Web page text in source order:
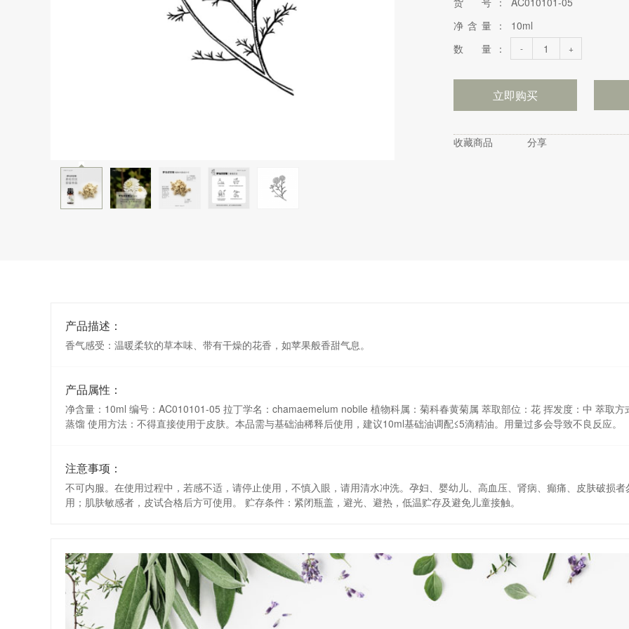
净含量：
10ml
数 量：
- +
立即购买
收藏商品 分享
产品描述：
香气感受：温暖柔软的草本味、带有干燥的花香，如苹果般香甜气息。
产品属性：
净含量：10ml 编号：AC010101-05 拉丁学名：chamaemelum nobile 植物科属：菊科春黄菊属 萃取部位：花 挥发度：中 萃取方
蒸馏 使用方法：不得直接使用于皮肤。本品需与基础油稀释后使用，建议10ml基础油调配≤5滴精油。用量过多会导致不良反应。
注意事项：
不可内服。在使用过程中，若感不适，请停止使用，不慎入眼，请用清水冲洗。孕妇、婴幼儿、高血压、肾病、癲痛、皮肤破损者
用；肌肤敏感者，皮试合格后方可使用。 贮存条件：紧闭瓶盖，避光、避热，低温贮存及避免儿童接触。